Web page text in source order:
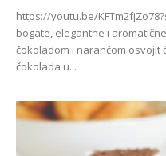
https://youtu.be/
bogate, elegantne i
čokoladom i narančom osvojit
čokolada u...